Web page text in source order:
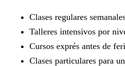
Clases regulares
Talleres intensivos por
Cursos exprés antes de
Clases particulares para